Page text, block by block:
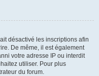
désactivé les inscriptions afin
De même, il est également
votre adresse IP ou interdit
utiliser. Pour plus
du forum.